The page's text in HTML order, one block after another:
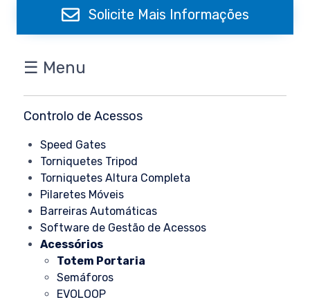
Solicite Mais Informações
☰ Menu
Controlo de Acessos
Speed Gates
Torniquetes Tripod
Torniquetes Altura Completa
Pilaretes Móveis
Barreiras Automáticas
Software de Gestão de Acessos
Acessórios
Totem Portaria
Semáforos
EVOLOOP